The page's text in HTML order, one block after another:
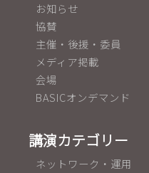
お知らせ
協賛
主催・後援・委員
メディア掲載
会場
BASICオンデマンド
講演カテゴリー
ネットワーク・運用